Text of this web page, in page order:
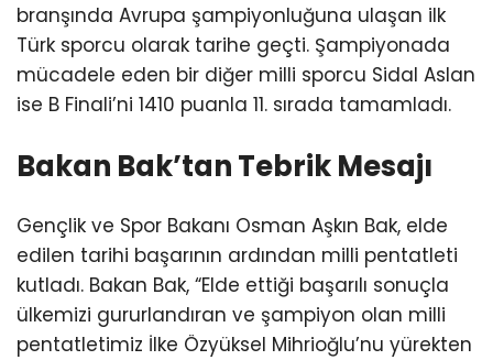
branşında Avrupa şampiyonluğuna ulaşan ilk
Türk sporcu olarak tarihe geçti. Şampiyonada
mücadele eden bir diğer milli sporcu Sidal Aslan
ise B Finali’ni 1410 puanla 11. sırada tamamladı.
Bakan Bak’tan Tebrik Mesajı
Gençlik ve Spor Bakanı Osman Aşkın Bak, elde
edilen tarihi başarının ardından milli pentatleti
kutladı. Bakan Bak, “Elde ettiği başarılı sonuçla
ülkemizi gururlandıran ve şampiyon olan milli
pentatletimiz İlke Özyüksel Mihrioğlu’nu yürekten